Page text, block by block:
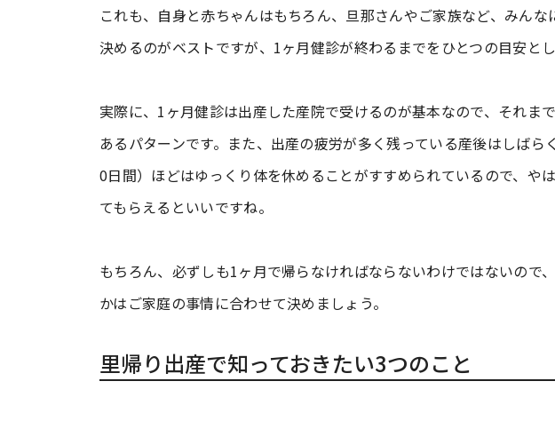
これも、自身と赤ちゃんはもちろん、旦那さんやご家族など、みん
決めるのがベストですが、1ヶ月健診が終わるまでをひとつの目安と
実際に、1ヶ月健診は出産した産院で受けるのが基本なので、それま
あるパターンです。また、出産の疲労が多く残っている産後はしば
0日間）ほどはゆっくり体を休めることがすすめられているので、や
てもらえるといいですね。
もちろん、必ずしも1ヶ月で帰らなければならないわけではないので
かはご家庭の事情に合わせて決めましょう。
里帰り出産で知っておきたい3つのこと